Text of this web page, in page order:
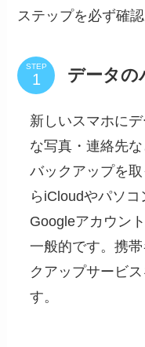
ステップを必ず確
STEP データの
新しいスマホに
な写真・連絡先
バックアップを
らiCloudやパソ
Googleアカウン
一般的です。携
クアップサービ
す。